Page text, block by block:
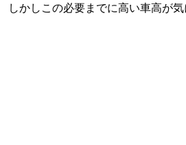
しかしこの必要までに高い車高が気